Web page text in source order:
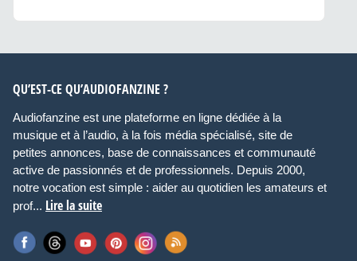
QU’EST-CE QU’AUDIOFANZINE ?
Audiofanzine est une plateforme en ligne dédiée à la
musique et à l’audio, à la fois média spécialisé, site de
petites annonces, base de connaissances et communauté
active de passionnés et de professionnels. Depuis 2000,
notre vocation est simple : aider au quotidien les amateurs et
prof... Lire la suite